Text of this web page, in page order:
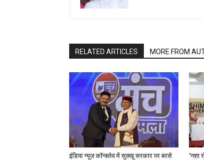
RELATED ARTICLES MORE FROM
इंडिया न्यूज़ कॉन्क्लेव में सुक्खू सरकार पर बरसे
‘नशा